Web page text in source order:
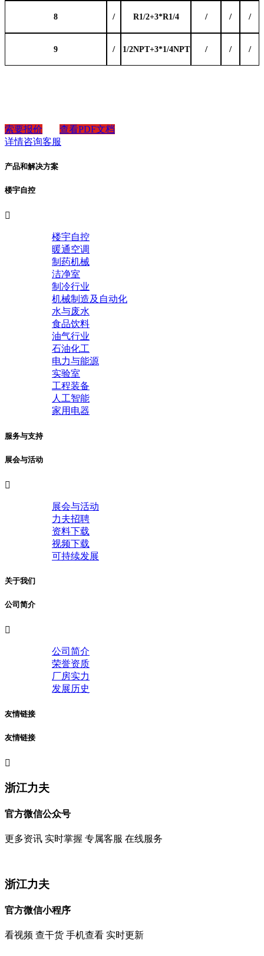
8 / R1/2+3*R1/4 / / /
9 / 1/2NPT+3*1/4NPT / / /
索要报价
查看PDF文档
详情咨询客服
产品和解决方案
楼宇自控

楼宇自控
暖通空调
制药机械
洁净室
制冷行业
机械制造及自动化
水与废水
食品饮料
油气行业
石油化工
电力与能源
实验室
工程装备
人工智能
家用电器
服务与支持
展会与活动

展会与活动
力夫招聘
资料下载
视频下载
可持续发展
关于我们
公司简介

公司简介
荣誉资质
厂房实力
发展历史
友情链接
友情链接

浙江力夫
官方微信公众号
更多资讯 实时掌握 专属客服 在线服务
浙江力夫
官方微信小程序
看视频 查干货 手机查看 实时更新